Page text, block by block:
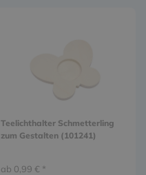
Teelichthalter Schmetterling
zum Gestalten (101241)
ab 0,99 € *